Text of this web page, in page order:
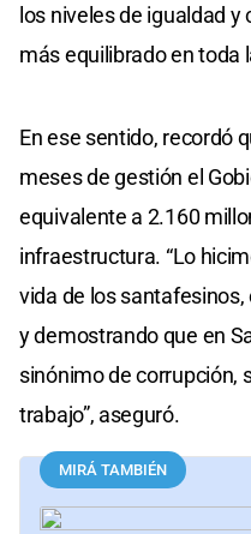
los niveles de igualdad
más equilibrado en toda
En ese sentido, recordó
meses de gestión el
equivalente a 2.160
infraestructura. “Lo
vida de los
y demostrando que en
sinónimo de corrupción,
trabajo”, aseguró.
MIRÁ TAMBIÉN